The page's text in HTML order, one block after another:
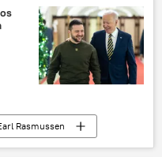
Rasmussen